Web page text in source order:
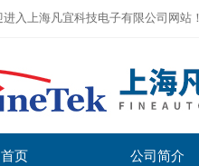
入上海凡宜科技电子有限公司网站！
首页 公司简介